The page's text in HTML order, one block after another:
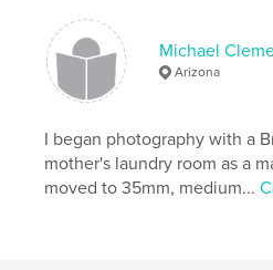
Michael
Arizona
I began photography with a
mother's laundry room as a
moved to 35mm, medium...